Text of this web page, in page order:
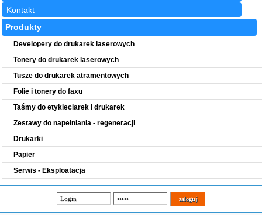
Kontakt
Produkty
Developery do drukarek laserowych
Tonery do drukarek laserowych
Tusze do drukarek atramentowych
Folie i tonery do faxu
Taśmy do etykieciarek i drukarek
Zestawy do napełniania - regeneracji
Drukarki
Papier
Serwis - Eksploatacja